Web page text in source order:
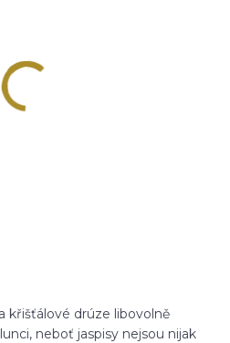
křišťálové drúze libovolně
neboť jaspisy nejsou nijak